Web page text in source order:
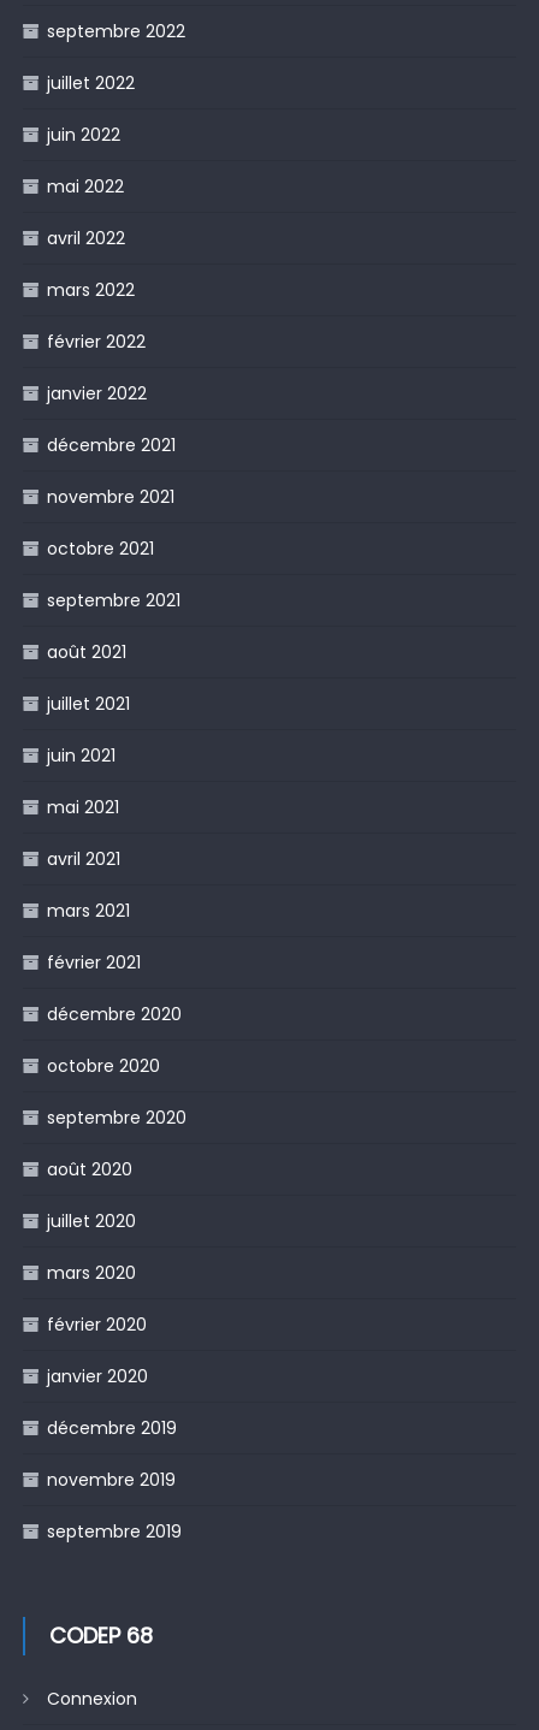
septembre 2022
juillet 2022
juin 2022
mai 2022
avril 2022
mars 2022
février 2022
janvier 2022
décembre 2021
novembre 2021
octobre 2021
septembre 2021
août 2021
juillet 2021
juin 2021
mai 2021
avril 2021
mars 2021
février 2021
décembre 2020
octobre 2020
septembre 2020
août 2020
juillet 2020
mars 2020
février 2020
janvier 2020
décembre 2019
novembre 2019
septembre 2019
CODEP 68
Connexion